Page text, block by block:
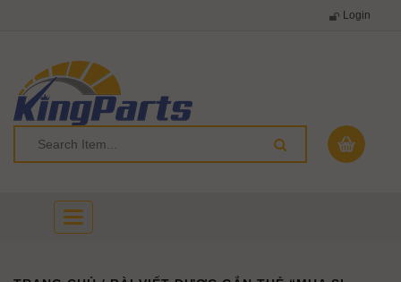
Login
Toggle
navigation